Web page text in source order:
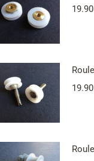
19.90
19.90